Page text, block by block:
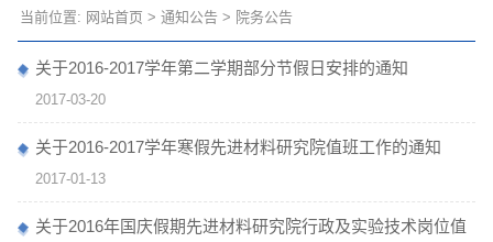
当前位置: 网站首页 > 通知公告 > 院务公告
关于2016-2017学年第二学期部分节假日安排的通知
2017-03-20
关于2016-2017学年寒假先进材料研究院值班工作的通知
2017-01-13
关于2016年国庆假期先进材料研究院行政及实验技术岗位值